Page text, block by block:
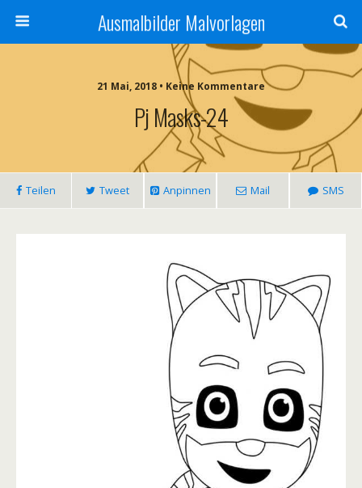
Ausmalbilder Malvorlagen
21 Mai, 2018 • Keine Kommentare
Pj Masks-24
Teilen Tweet Anpinnen Mail SMS